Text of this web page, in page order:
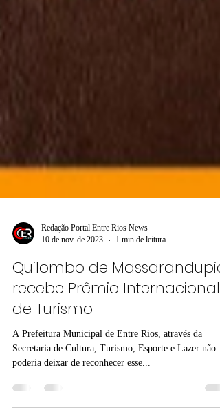
10 de nov. de 2023
1 min de leitura
Quilombo de Massarandupió,
recebe Prêmio Internacional
de Turismo
A Prefeitura Municipal de Entre Rios, através da
poderia deixar de reconhecer esse...